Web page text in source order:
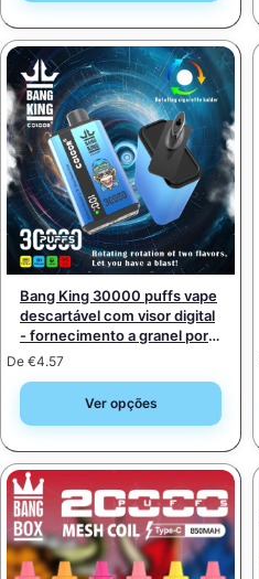
Bang King 30000 puffs vape
descartável com visor digital
- fornecimento a granel por
atacado
De €4.57
Ver opções